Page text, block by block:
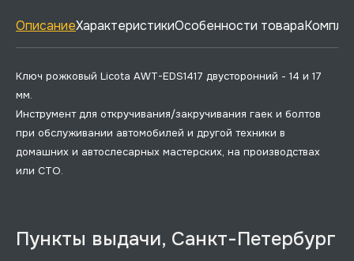
ОписаниеХарактеристикиОсобенности товара
Ключ рожковый Licota AWT-EDS1417 двусторонний - 14 и 17
мм.
Инструмент для откручивания/закручивания гаек и болтов
при обслуживании автомобилей и другой техники в
домашних и автослесарных мастерских, на производствах
или СТО.
Пункты выдачи, Санкт-Петербург